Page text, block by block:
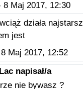
Maj 2017, 12:30
działa
jest
Maj 2017, 12:52
napisał/a
nie bywasz ?